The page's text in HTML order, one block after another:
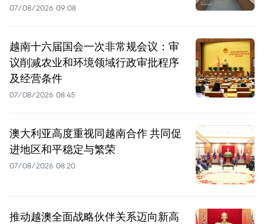
07/08/2026 09:08
越南十六届国会一次非常规会议：审
议削减农业和环境领域行政审批程序
及经营条件
07/08/2026 08:45
澳大利亚高度重视同越南合作 共同促
进地区和平稳定与繁荣
07/08/2026 08:20
推动越澳全面战略伙伴关系迈向新高